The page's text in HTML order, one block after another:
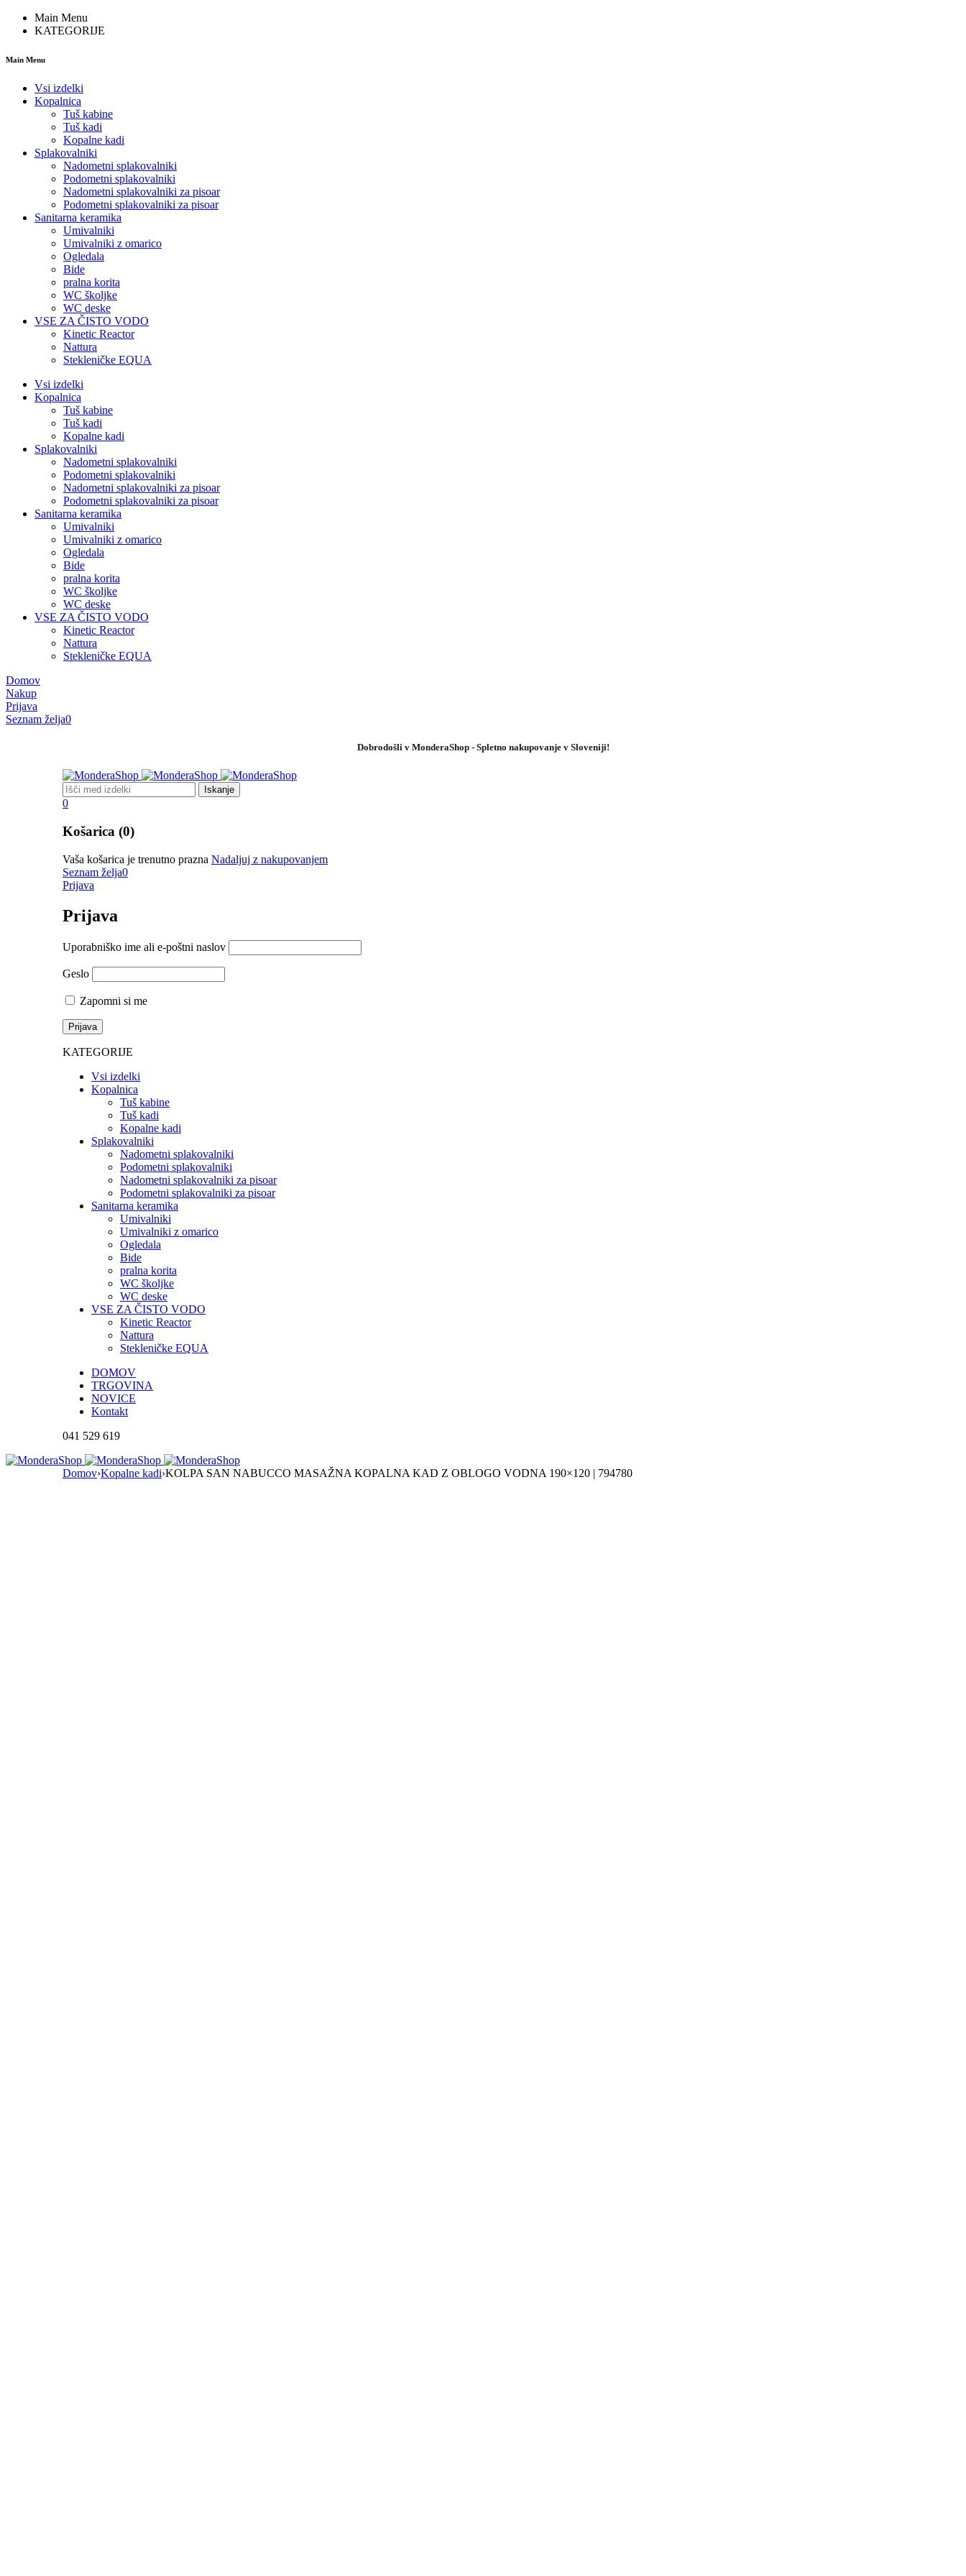
Main Menu
KATEGORIJE
Main Menu
Vsi izdelki
Kopalnica
Tuš kabine
Tuš kadi
Kopalne kadi
Splakovalniki
Nadometni splakovalniki
Podometni splakovalniki
Nadometni splakovalniki za pisoar
Podometni splakovalniki za pisoar
Sanitarna keramika
Umivalniki
Umivalniki z omarico
Ogledala
Bide
pralna korita
WC školjke
WC deske
VSE ZA ČISTO VODO
Kinetic Reactor
Nattura
Stekleničke EQUA
Vsi izdelki
Kopalnica
Tuš kabine
Tuš kadi
Kopalne kadi
Splakovalniki
Nadometni splakovalniki
Podometni splakovalniki
Nadometni splakovalniki za pisoar
Podometni splakovalniki za pisoar
Sanitarna keramika
Umivalniki
Umivalniki z omarico
Ogledala
Bide
pralna korita
WC školjke
WC deske
VSE ZA ČISTO VODO
Kinetic Reactor
Nattura
Stekleničke EQUA
Domov
Nakup
Prijava
Seznam želja0
Dobrodošli v MonderaShop - Spletno nakupovanje v Sloveniji!
0
Košarica (0)
Vaša košarica je trenutno prazna Nadaljuj z nakupovanjem
Seznam želja0
Prijava
Prijava
Uporabniško ime ali e-poštni naslov
Geslo
Zapomni si me
KATEGORIJE
Vsi izdelki
Kopalnica
Tuš kabine
Tuš kadi
Kopalne kadi
Splakovalniki
Nadometni splakovalniki
Podometni splakovalniki
Nadometni splakovalniki za pisoar
Podometni splakovalniki za pisoar
Sanitarna keramika
Umivalniki
Umivalniki z omarico
Ogledala
Bide
pralna korita
WC školjke
WC deske
VSE ZA ČISTO VODO
Kinetic Reactor
Nattura
Stekleničke EQUA
DOMOV
TRGOVINA
NOVICE
Kontakt
041 529 619
Domov›Kopalne kadi›KOLPA SAN NABUCCO MASAŽNA KOPALNA KAD Z OBLOGO VODNA 190×120 | 794780